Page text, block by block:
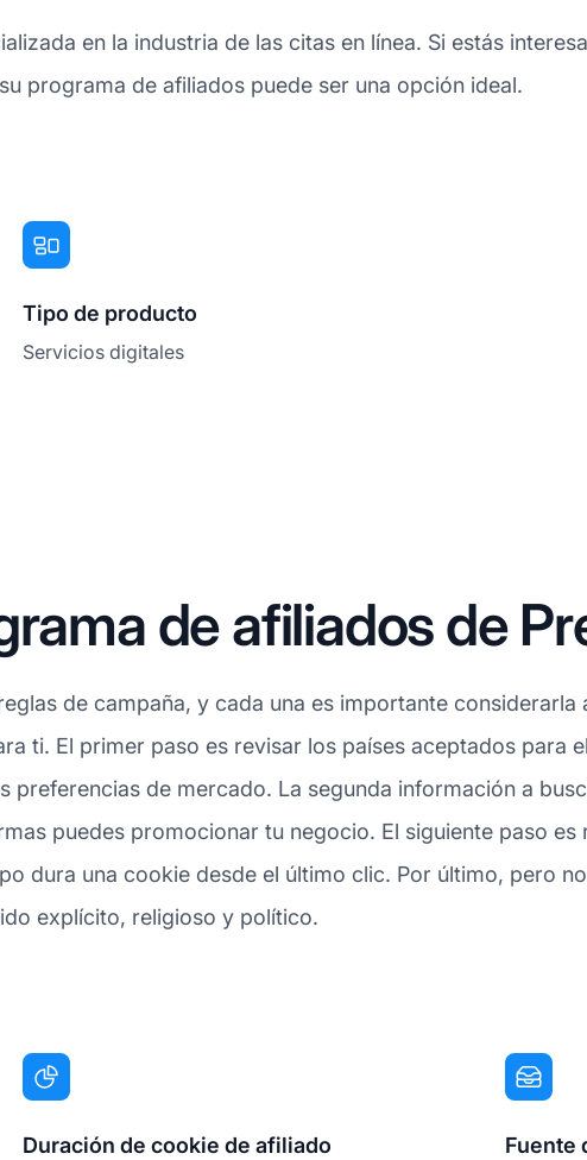
en la industria de las citas en línea. Si estás
programa de afiliados puede ser una opción ideal.
Tipo de producto
Servicios digitales
de afiliados de
de campaña, y cada una es importante
ti. El primer paso es revisar los países aceptados para
preferencias de mercado. La segunda información a
puedes promocionar tu negocio. El siguiente paso es
dura una cookie desde el último clic. Por último, pero
explícito, religioso y político.
Duración de cookie de afiliado Fuente